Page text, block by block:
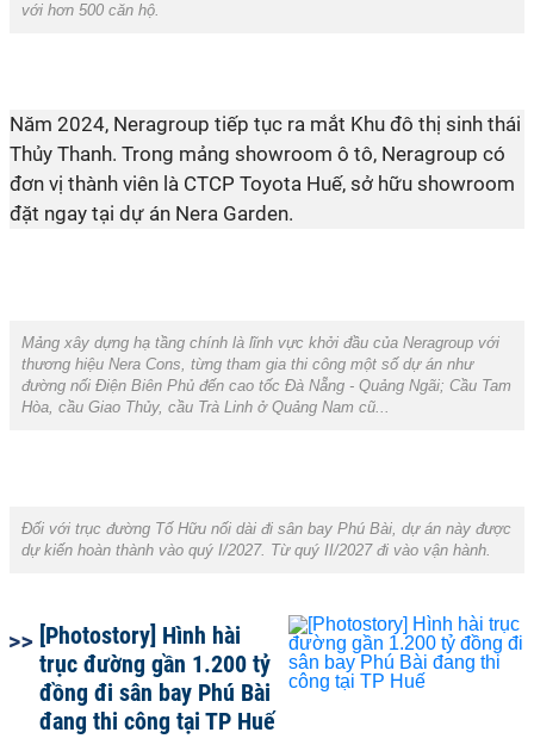
với hơn 500 căn hộ.
Năm 2024, Neragroup tiếp tục ra mắt Khu đô thị sinh thái
Thủy Thanh. Trong mảng showroom ô tô, Neragroup có
đơn vị thành viên là CTCP Toyota Huế, sở hữu showroom
đặt ngay tại dự án Nera Garden.
Mảng xây dựng hạ tầng chính là lĩnh vực khởi đầu của Neragroup với
thương hiệu Nera Cons, từng tham gia thi công một số dự án như
đường nối Điện Biên Phủ đến cao tốc Đà Nẵng - Quảng Ngãi; Cầu Tam
Hòa, cầu Giao Thủy, cầu Trà Linh ở Quảng Nam cũ...
Đối với trục đường Tố Hữu nối dài đi sân bay Phú Bài, dự án này được
dự kiến hoàn thành vào quý I/2027. Từ quý II/2027 đi vào vận hành.
[Photostory] Hình hài
trục đường gần 1.200 tỷ
đồng đi sân bay Phú Bài
đang thi công tại TP Huế